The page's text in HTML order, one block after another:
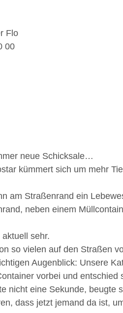
Flo
00
neue Schicksale…
kümmert sich um mehr
am Straßenrand ein
neben einem
sehr.
so vielen auf den Straßen
Augenblick: Unsere
vorbei und
nicht eine Sekunde, beugte
dass jetzt jemand da ist,